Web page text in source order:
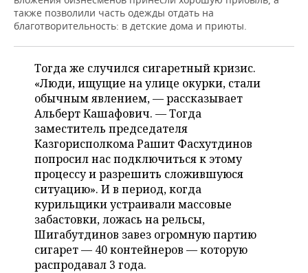
также позволили часть одежды отдать на
благотворительность: в детские дома и приюты.
Тогда же случился сигаретный кризис.
«Люди, ищущие на улице окурки, стали
обычным явлением, — рассказывает
Альберт Кашафович. — Тогда
заместитель председателя
Казгорисполкома Рашит Фасхутдинов
попросил нас подключиться к этому
процессу и разрешить сложившуюся
ситуацию». И в период, когда
курильщики устраивали массовые
забастовки, ложась на рельсы,
Шигабутдинов завез огромную партию
сигарет — 40 контейнеров — которую
распродавал 3 года.